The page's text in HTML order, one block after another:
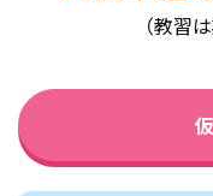
（教習